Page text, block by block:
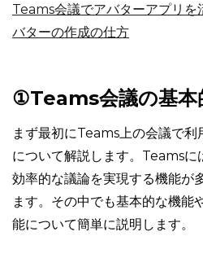
Teams会議でアバターアプリを
バターの作成の仕方
①Teams会議の基本
まず最初にTeams上の会議で利
について解説します。Teamsに
効率的な議論を実現する機能が
ます。その中でも基本的な機能
能について簡単に説明します。